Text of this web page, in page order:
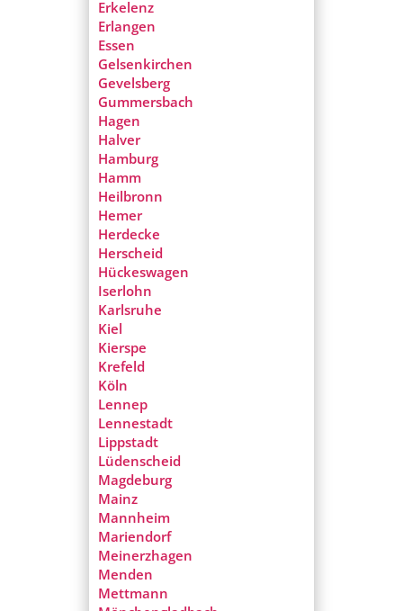
Erkelenz
Erlangen
Essen
Gelsenkirchen
Gevelsberg
Gummersbach
Hagen
Halver
Hamburg
Hamm
Heilbronn
Hemer
Herdecke
Herscheid
Hückeswagen
Iserlohn
Karlsruhe
Kiel
Kierspe
Krefeld
Köln
Lennep
Lennestadt
Lippstadt
Lüdenscheid
Magdeburg
Mainz
Mannheim
Mariendorf
Meinerzhagen
Menden
Mettmann